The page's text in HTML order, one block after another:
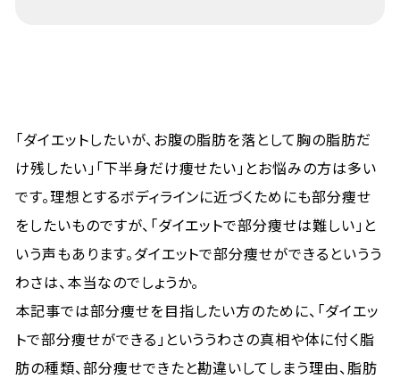
「ダイエットしたいが、お腹の脂肪を落として胸の脂肪だ
け残したい」「下半身だけ痩せたい」とお悩みの方は多い
です。理想とするボディラインに近づくためにも部分痩せ
をしたいものですが、「ダイエットで部分痩せは難しい」と
いう声もあります。ダイエットで部分痩せができるというう
わさは、本当なのでしょうか。
本記事では部分痩せを目指したい方のために、「ダイエッ
トで部分痩せができる」といううわさの真相や体に付く脂
肪の種類、部分痩せできたと勘違いしてしまう理由、脂肪